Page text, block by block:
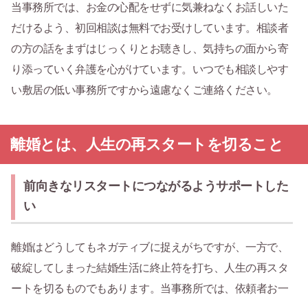
当事務所では、お金の心配をせずに気兼ねなくお話しいた
だけるよう、初回相談は無料でお受けしています。相談者
の方の話をまずはじっくりとお聴きし、気持ちの面から寄
り添っていく弁護を心がけています。いつでも相談しやす
い敷居の低い事務所ですから遠慮なくご連絡ください。
離婚とは、人生の再スタートを切ること
前向きなリスタートにつながるようサポートした
い
離婚はどうしてもネガティブに捉えがちですが、一方で、
破綻してしまった結婚生活に終止符を打ち、人生の再スタ
ートを切るものでもあります。当事務所では、依頼者お一